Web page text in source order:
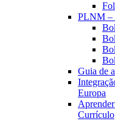
PLNM –
Guia de
Europa
Currículo